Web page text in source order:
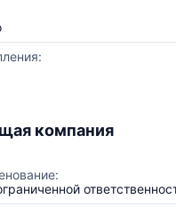
компания